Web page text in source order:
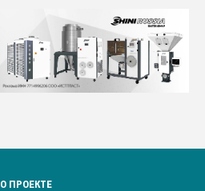
О ПРОЕКТЕ